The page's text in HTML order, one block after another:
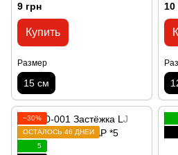
9 грн
Купить
Размер
15 см
10
−30%
ОСТАЛОСЬ 46 ДНЕЙ
5